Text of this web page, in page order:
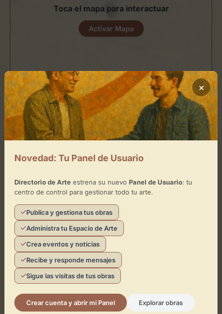
Leaflet | ©OpenStreetMapcontributors
Toca el mapa para interactuar
Activar Mapa
¿Eres el representante de este
espacio?
Reclámalo de forma gratuita para gestionar su
perfil, publicar exposiciones y añadir obras de
arte.
Reclamar Espacio
¿Quieres tu propio espacio de
×
Novedad: Tu Panel de Usuario
Directorio de Arteestrena su nuevo Panel de Usuario: tu
centro de control para gestionar todo tu arte.
Publica y gestiona tus obras
Administra tu Espacio de Arte
Crea eventos y noticias
Recibe y responde mensajes
Sigue las visitas de tus obras
Crear cuenta y abrir mi Panel Explorar obras